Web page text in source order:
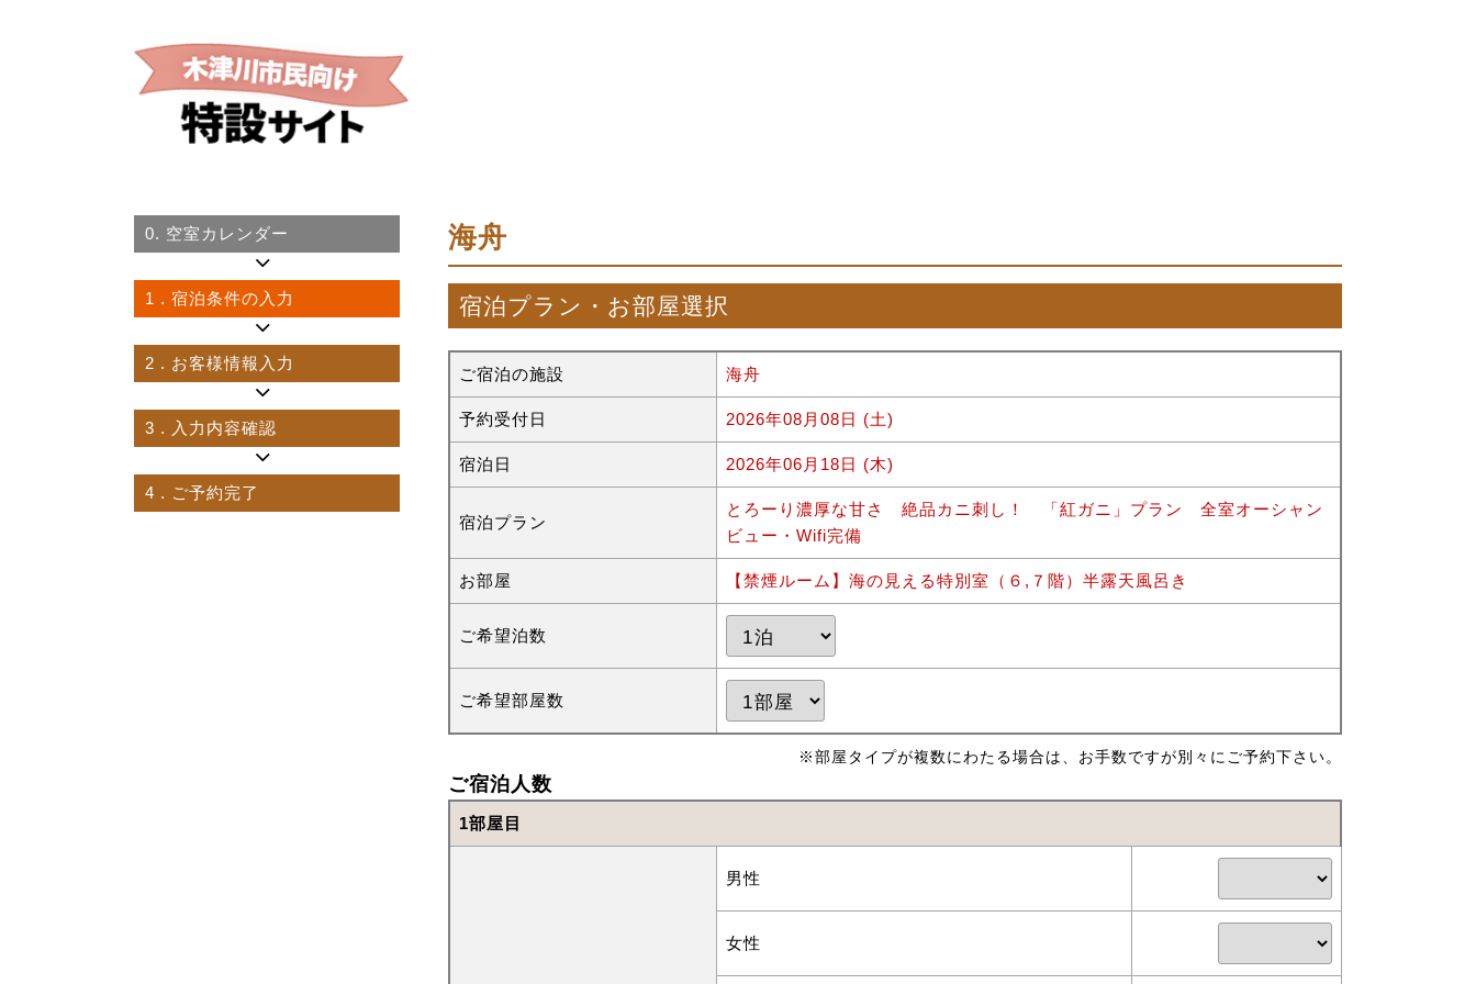
0. 空室カレンダー
1 . 宿泊条件の入力
2 . お客様情報入力
3 . 入力内容確認
4 . ご予約完了
海舟
宿泊プラン・お部屋選択
ご宿泊の施設 海舟
予約受付日 2026年08月08日 (土)
宿泊日 2026年06月18日 (木)
宿泊プラン
とろーり濃厚な甘さ 絶品カニ刺し！ 「紅ガニ」プラン 全室オーシャン
ビュー・Wifi完備
お部屋 【禁煙ルーム】海の見える特別室（６,７階）半露天風呂き
ご希望泊数
ご希望部屋数
※部屋タイプが複数にわたる場合は、お手数ですが別々にご予約下さい。
ご宿泊人数
1部屋目
男性
女性